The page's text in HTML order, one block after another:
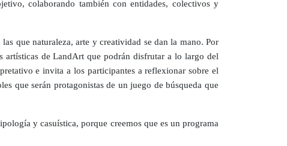
colaborando también con entidades, colectivos y
que naturaleza, arte y creatividad se dan la mano. Por
artísticas de LandArt que podrán disfrutar a lo largo del
e invita a los participantes a reflexionar sobre el
que serán protagonistas de un juego de búsqueda que
y casuística, porque creemos que es un programa